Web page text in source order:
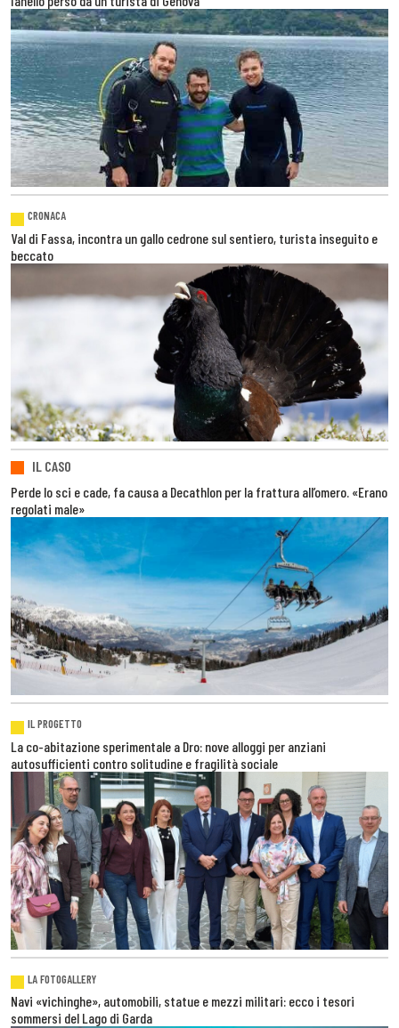
CRONACA
Val di Fassa, incontra un gallo cedrone sul sentiero, turista inseguito e
beccato
IL CASO
Perde lo sci e cade, fa causa a Decathlon per la frattura all’omero. «Erano
regolati male»
IL PROGETTO
La co-abitazione sperimentale a Dro: nove alloggi per anziani
autosufficienti contro solitudine e fragilità sociale
LA FOTOGALLERY
Navi «vichinghe», automobili, statue e mezzi militari: ecco i tesori
sommersi del Lago di Garda